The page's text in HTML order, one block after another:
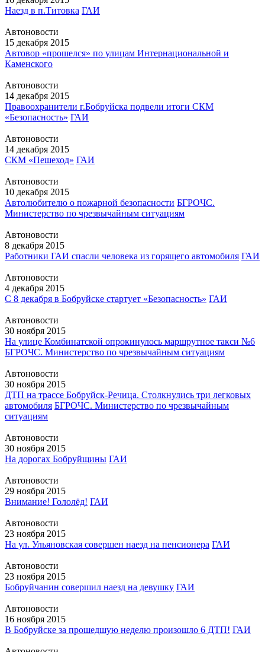
Наезд в п.Титовка ГАИ
Автоновости
15 декабря 2015
Автовор «прошелся» по улицам Интернациональной и
Каменского
Автоновости
14 декабря 2015
Правоохранители г.Бобруйска подвели итоги СКМ
«Безопасность» ГАИ
Автоновости
14 декабря 2015
СКМ «Пешеход» ГАИ
Автоновости
10 декабря 2015
Автолюбителю о пожарной безопасности БГРОЧС.
Министерство по чрезвычайным ситуациям
Автоновости
8 декабря 2015
Работники ГАИ спасли человека из горящего автомобиля ГАИ
Автоновости
4 декабря 2015
С 8 декабря в Бобруйске стартует «Безопасность» ГАИ
Автоновости
30 ноября 2015
На улице Комбинатской опрокинулось маршрутное такси №6
БГРОЧС. Министерство по чрезвычайным ситуациям
Автоновости
30 ноября 2015
ДТП на трассе Бобруйск-Речица. Столкнулись три легковых
автомобиля БГРОЧС. Министерство по чрезвычайным
ситуациям
Автоновости
30 ноября 2015
На дорогах Бобруйщины ГАИ
Автоновости
29 ноября 2015
Внимание! Гололёд! ГАИ
Автоновости
23 ноября 2015
На ул. Ульяновская совершен наезд на пенсионера ГАИ
Автоновости
23 ноября 2015
Бобруйчанин совершил наезд на девушку ГАИ
Автоновости
16 ноября 2015
В Бобруйске за прошедшую неделю произошло 6 ДТП! ГАИ